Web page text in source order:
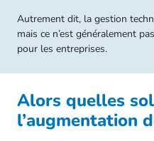
Autrement dit, la gestion
mais ce n’est généralement
pour les entreprises.
Alors quelles
l’augmentation